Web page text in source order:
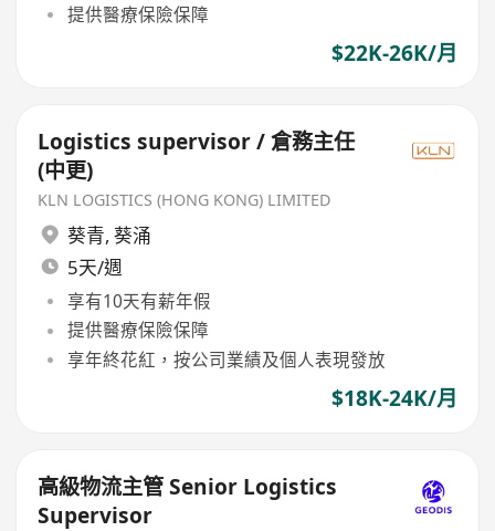
提供醫療保險保障
$22K-26K/月
Logistics supervisor / 倉務主任
(中更)
KLN LOGISTICS (HONG KONG) LIMITED
葵青, 葵涌
5天/週
享有10天有薪年假
提供醫療保險保障
享年終花紅，按公司業績及個人表現發放
$18K-24K/月
高級物流主管 Senior Logistics
Supervisor